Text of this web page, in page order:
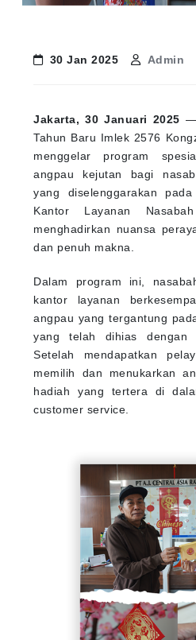
30 Jan 2025 Admin
Jakarta, 30 Januari 2025 —
Tahun Baru Imlek 2576
menggelar program
angpau kejutan bagi
yang diselenggarakan
Kantor Layanan
menghadirkan nuansa
dan penuh makna.
Dalam program ini,
kantor layanan
angpau yang tergantung
yang telah dihias dengan
Setelah mendapatkan
memilih dan menukarkan
hadiah yang tertera di
customer service.